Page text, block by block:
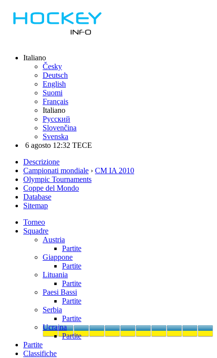
Italiano
Česky
Deutsch
English
Suomi
Français
Italiano
Русский
Slovenčina
Svenska
6 agosto 12:32 TECE
Descrizione
Campionati mondiale › CM IA 2010
Olympic Tournaments
Coppe del Mondo
Database
Sitemap
Torneo
Squadre
Austria
Partite
Giappone
Partite
Lituania
Partite
Paesi Bassi
Partite
Serbia
Partite
Ucraina
Partite
Partite
Classifiche